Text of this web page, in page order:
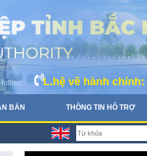
L.hệ về hành chính:
BẢN THÔNG TIN HỖ TRỢ